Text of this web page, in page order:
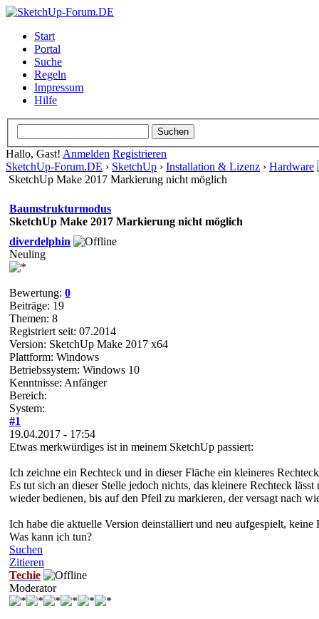
Start
Portal
Suche
Regeln
Impressum
Hilfe
Hallo, Gast! Anmelden Registrieren
SketchUp-Forum.DE › SketchUp › Installation & Lizenz › Hardware
SketchUp Make 2017 Markierung nicht möglich
Baumstrukturmodus
SketchUp Make 2017 Markierung nicht möglich
diverdelphin
Neuling
Bewertung: 0
Beiträge: 19
Themen: 8
Registriert seit: 07.2014
Version: SketchUp Make 2017 x64
Plattform: Windows
Betriebssystem: Windows 10
Kenntnisse: Anfänger
Bereich:
System:
#1
19.04.2017 - 17:54
Etwas merkwürdiges ist in meinem SketchUp passiert:
Ich zeichne ein Rechteck und in dieser Fläche ein kleineres
Es tut sich an dieser Stelle jedoch nichts, das kleinere Rechteck
wieder bedienen, bis auf den Pfeil zu markieren, der versagt nach
Ich habe die aktuelle Version deinstalliert und neu aufgespielt, keine
Was kann ich tun?
Suchen
Zitieren
Techie
Moderator